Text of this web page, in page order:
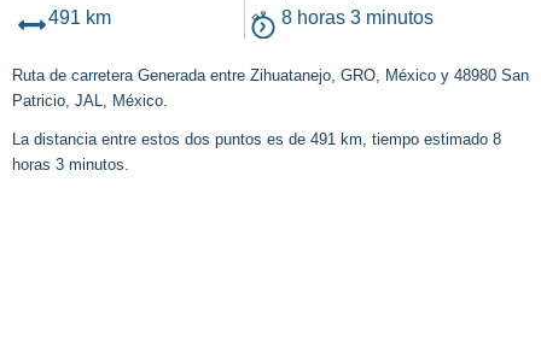
491 km 8 horas 3 minutos
Ruta de carretera Generada entre Zihuatanejo, GRO, México y 48980 San
Patricio, JAL, México.
La distancia entre estos dos puntos es de 491 km, tiempo estimado 8
horas 3 minutos.